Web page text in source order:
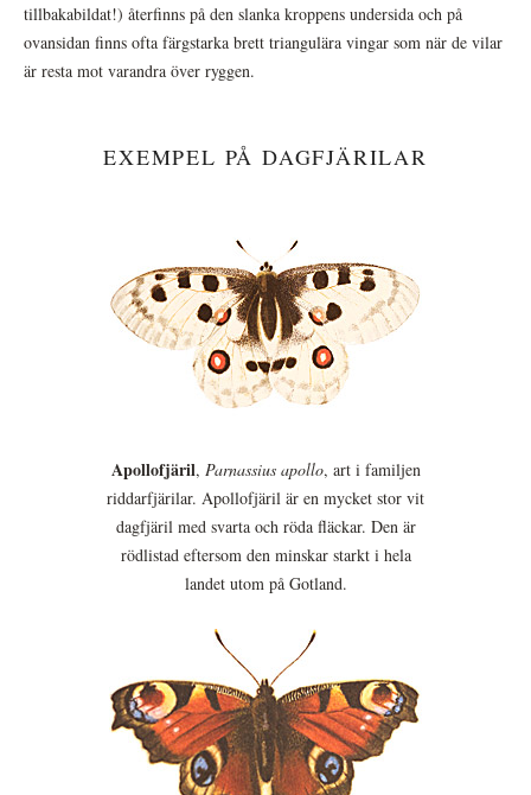
tillbakabildat!) återfinns på den slanka kroppens undersida och på
ovansidan finns ofta färgstarka brett triangulära vingar som när de vilar
är resta mot varandra över ryggen.
EXEMPEL PÅ DAGFJÄRILAR
Apollofjäril, Parnassius apollo, art i familjen
riddarfjärilar. Apollofjäril är en mycket stor vit
dagfjäril med svarta och röda fläckar. Den är
rödlistad eftersom den minskar starkt i hela
landet utom på Gotland.